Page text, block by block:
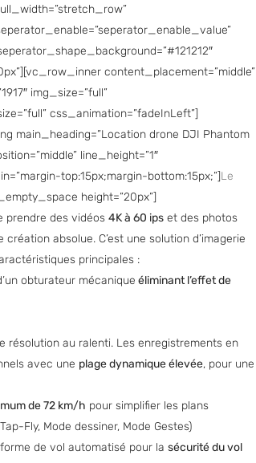
content_placement=”middle”
img_size=”full”
css_animation=”fadeInLeft”]
main_heading=”Location drone DJI Phantom
line_height=”1″
top:15px;margin-bottom:15px;”]Le
height=”20px”]
prendre des vidéos 4K à 60 ipset des photos
absolue. C’est une solution d’imagerie
principales :
obturateur mécanique éliminant l’effet de
résolution au ralenti. Les enregistrements en
avec une plage dynamique élevée, pour une
de 72 km/h pour simplifier les plans
Fly, Mode dessiner, Mode Gestes)
de vol automatisé pour la sécurité du vol